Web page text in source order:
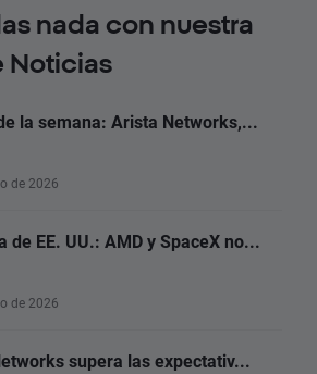
nada con nuestra
Noticias
la semana: Arista Networks,...
de 2026
de EE. UU.: AMD y SpaceX no...
de 2026
supera las expectativ...